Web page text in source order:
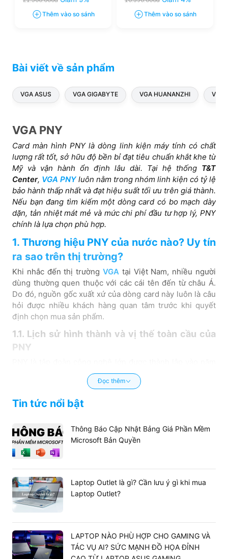
Thêm vào so sánh Thêm vào so sánh
Bài viết về sản phẩm
VGA ASUS VGA GIGABYTE VGA HUANANZHI VGA
VGA PNY
Card màn hình PNY là dòng linh kiện máy tính có chất
lượng rất tốt, sở hữu độ bền bỉ đạt tiêu chuẩn khắt khe từ
Mỹ và vận hành ổn định lâu dài. Tại hệ thống T&T
Center, VGA PNY luôn nằm trong nhóm linh kiện có tỷ lệ
bảo hành thấp nhất và đạt hiệu suất tối ưu trên giá thành.
Nếu bạn đang tìm kiếm một dòng card có bo mạch dày
dặn, tản nhiệt mát mẻ và mức chi phí đầu tư hợp lý, PNY
chính là lựa chọn phù hợp.
1. Thương hiệu PNY của nước nào? Uy tín
ra sao trên thị trường?
Khi nhắc đến thị trường VGA tại Việt Nam, nhiều người
dùng thường quen thuộc với các cái tên đến từ châu Á.
Do đó, nguồn gốc xuất xứ của dòng card này luôn là câu
hỏi được nhiều khách hàng quan tâm trước khi quyết
định chọn mua sản phẩm.
1.1. Lịch sử hình thành và vị thế toàn cầu của
PNY
1985 tại Mỹ, hiện có trụ sở chính đặt tại New Jersey. Với
hành trình phát triển hơn 40 năm, thương hiệu này đã
như Mỹ và Châu Âu.
Đọc thêm
Tin tức nổi bật
Thông Báo Cập Nhật Bảng Giá Phần Mềm
Microsoft Bản Quyền
Laptop Outlet là gì? Cần lưu ý gì khi mua
Laptop Outlet?
LAPTOP NÀO PHÙ HỢP CHO GAMING VÀ
TÁC VỤ AI? SỨC MẠNH ĐỒ HỌA ĐỈNH